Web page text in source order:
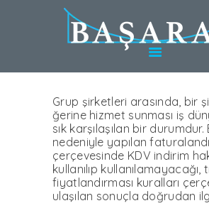
TÜRKIYE’DE
HIZMETLER
HIZMETLER
UZMANLAR
BLOG
KARIYER
WEBINAR
Grup şirketleri arasında, bir
ğerine hizmet sunması iş
sık karşılaşılan bir
nedeniyle yapılan
çerçe­vesinde KDV indirim
kullanılıp
fiyatlandırma­sı kuralları
ulaşılan sonuçla doğrudan